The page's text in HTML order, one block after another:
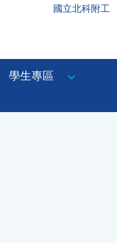
國立北科附工
學生專區